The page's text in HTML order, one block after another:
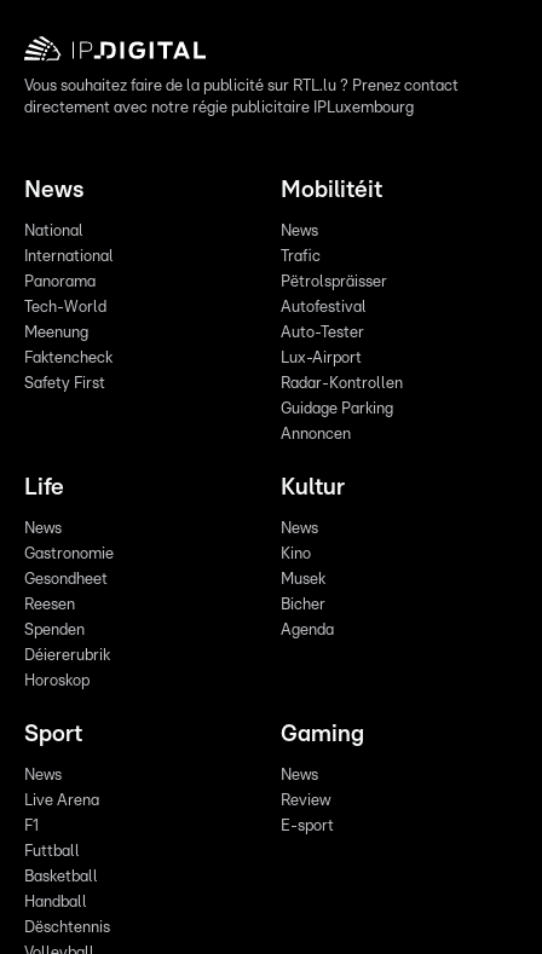
Vous souhaitez faire de la publicité sur RTL.lu ? Prenez contact
directement avec notre régie publicitaire IPLuxembourg
News
National
International
Panorama
Tech-World
Meenung
Faktencheck
Safety First
Mobilitéit
News
Trafic
Pëtrolspräisser
Autofestival
Auto-Tester
Lux-Airport
Radar-Kontrollen
Guidage Parking
Annoncen
Life
News
Gastronomie
Gesondheet
Reesen
Spenden
Déiererubrik
Horoskop
Kultur
News
Kino
Musek
Bicher
Agenda
Sport
News
Live Arena
F1
Futtball
Basketball
Handball
Dëschtennis
Gaming
News
Review
E-sport